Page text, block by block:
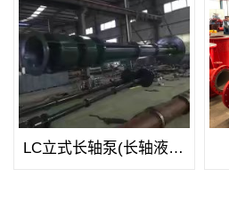
LC立式长轴泵(长轴液下泵)相册02